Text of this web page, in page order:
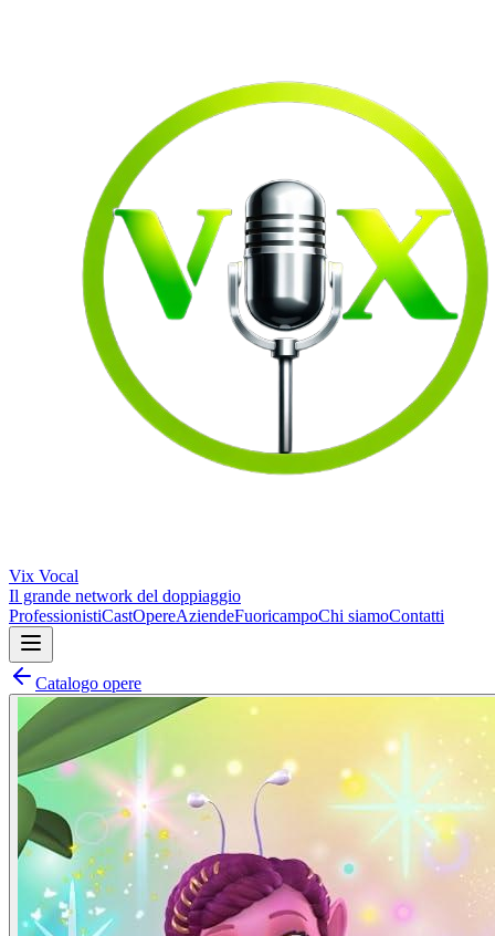
Vix Vocal
Il grande network del doppiaggio
ProfessionistiCastOpereAziendeFuoricampoChi siamoContatti
Catalogo opere